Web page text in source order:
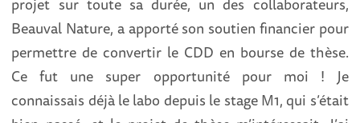
Beauval Nature, a apporté son soutien financier pour
permettre de convertir le CDD en bourse de thèse.
Ce fut une super opportunité pour moi ! Je
connaissais déjà le labo depuis le stage M1, qui s’était